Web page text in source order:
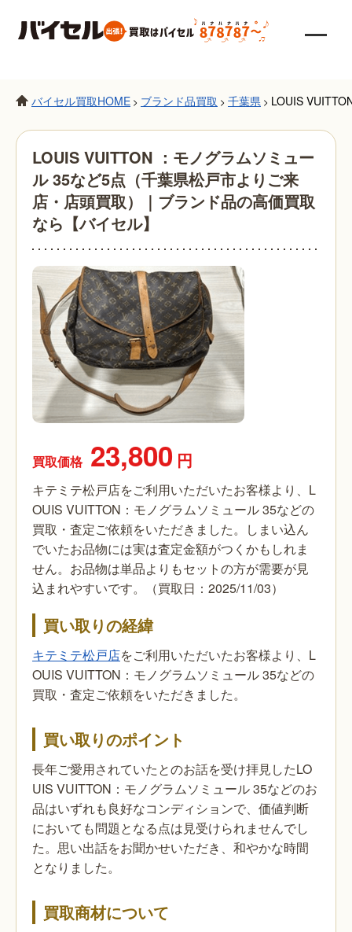
バイセル買取HOME > ブランド品買取 > 千葉県 > LOUIS
LOUIS VUITTON ：モノグラムソミュー
ル 35など5点（千葉県松戸市よりご来
店・店頭買取）｜ブランド品の高価買取
なら【バイセル】
買取価格 23,800 円
キテミテ松戸店をご利用いただいたお客様より、L
OUIS VUITTON：モノグラムソミュール 35などの
買取・査定ご依頼をいただきました。しまい込ん
でいたお品物には実は査定金額がつくかもしれま
せん。お品物は単品よりもセットの方が需要が見
込まれやすいです。（買取日：2025/11/03）
買い取りの経緯
キテミテ松戸店をご利用いただいたお客様より、L
OUIS VUITTON：モノグラムソミュール 35などの
買取・査定ご依頼をいただきました。
買い取りのポイント
長年ご愛用されていたとのお話を受け拝見したLO
UIS VUITTON：モノグラムソミュール 35などのお
品はいずれも良好なコンディションで、価値判断
においても問題となる点は見受けられませんでし
た。思い出話をお聞かせいただき、和やかな時間
となりました。
買取商材について